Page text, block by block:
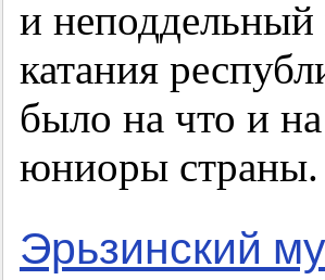
и неподдельный
катания
было на что и
юниоры страны.
Эрьзинский